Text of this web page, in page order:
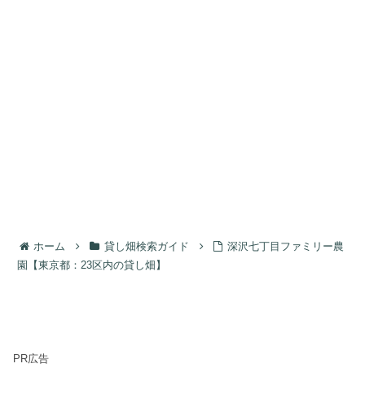
ホーム 貸し畑検索ガイド
深沢七丁目ファミリー農
園【東京都：23区内の貸し畑】
PR広告